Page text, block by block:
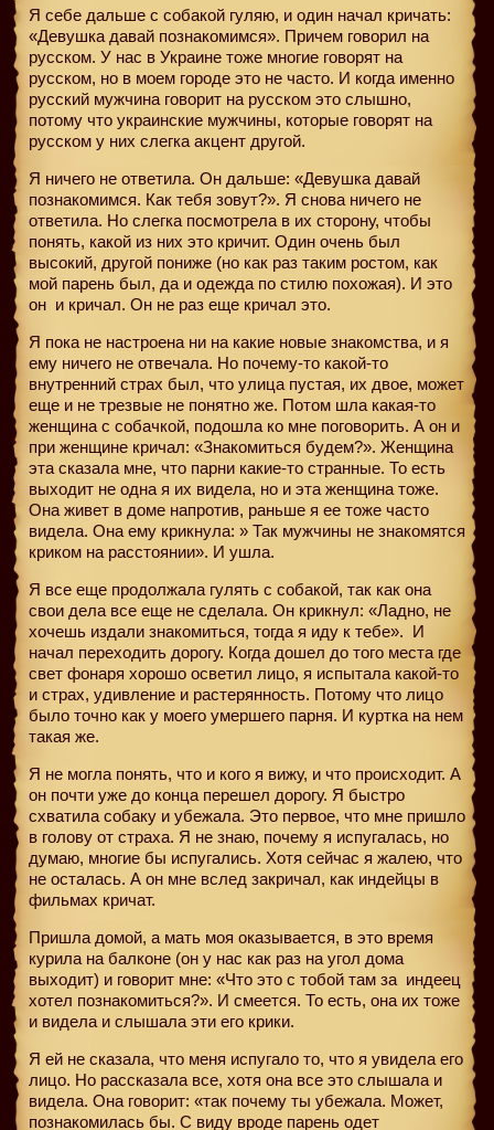
Я себе дальше с собакой гуляю, и один начал кричать:
«Девушка давай познакомимся». Причем говорил на
русском. У нас в Украине тоже многие говорят на
русском, но в моем городе это не часто. И когда именно
русский мужчина говорит на русском это слышно,
потому что украинские мужчины, которые говорят на
русском у них слегка акцент другой.
Я ничего не ответила. Он дальше: «Девушка давай
познакомимся. Как тебя зовут?». Я снова ничего не
ответила. Но слегка посмотрела в их сторону, чтобы
понять, какой из них это кричит. Один очень был
высокий, другой пониже (но как раз таким ростом, как
мой парень был, да и одежда по стилю похожая). И это
он и кричал. Он не раз еще кричал это.
Я пока не настроена ни на какие новые знакомства, и я
ему ничего не отвечала. Но почему-то какой-то
внутренний страх был, что улица пустая, их двое, может
еще и не трезвые не понятно же. Потом шла какая-то
женщина с собачкой, подошла ко мне поговорить. А он и
при женщине кричал: «Знакомиться будем?». Женщина
эта сказала мне, что парни какие-то странные. То есть
выходит не одна я их видела, но и эта женщина тоже.
Она живет в доме напротив, раньше я ее тоже часто
видела. Она ему крикнула: » Так мужчины не знакомятся
криком на расстоянии». И ушла.
Я все еще продолжала гулять с собакой, так как она
свои дела все еще не сделала. Он крикнул: «Ладно, не
хочешь издали знакомиться, тогда я иду к тебе». И
начал переходить дорогу. Когда дошел до того места где
свет фонаря хорошо осветил лицо, я испытала какой-то
и страх, удивление и растерянность. Потому что лицо
было точно как у моего умершего парня. И куртка на нем
такая же.
Я не могла понять, что и кого я вижу, и что происходит. А
он почти уже до конца перешел дорогу. Я быстро
схватила собаку и убежала. Это первое, что мне пришло
в голову от страха. Я не знаю, почему я испугалась, но
думаю, многие бы испугались. Хотя сейчас я жалею, что
не осталась. А он мне вслед закричал, как индейцы в
фильмах кричат.
Пришла домой, а мать моя оказывается, в это время
курила на балконе (он у нас как раз на угол дома
выходит) и говорит мне: «Что это с тобой там за индеец
хотел познакомиться?». И смеется. То есть, она их тоже
и видела и слышала эти его крики.
Я ей не сказала, что меня испугало то, что я увидела его
лицо. Но рассказала все, хотя она все это слышала и
видела. Она говорит: «так почему ты убежала. Может,
познакомилась бы. С виду вроде парень одет